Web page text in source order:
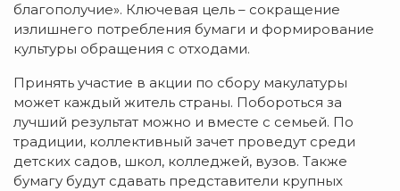
благополучие». Ключевая цель – сокращение
излишнего потребления бумаги и формирование
культуры обращения с отходами.
Принять участие в акции по сбору макулатуры
может каждый житель страны. Побороться за
лучший результат можно и вместе с семьей. По
традиции, коллективный зачет проведут среди
детских садов, школ, колледжей, вузов. Также
бумагу будут сдавать представители крупных